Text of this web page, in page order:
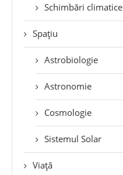
Schimbări climatice
Spațiu
Astrobiologie
Astronomie
Cosmologie
Sistemul Solar
Viață